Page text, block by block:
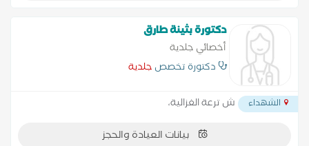
دكتورة بثينة طارق
أخصائي جلدية
دكتورة تخصص جلدية
الشهداء ش ترعة الغزالية،
بيانات العيادة والحجز